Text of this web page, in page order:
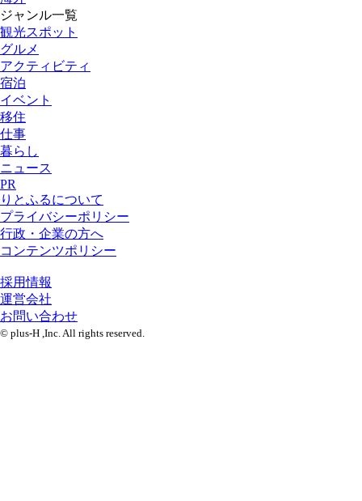
ジャンル一覧
観光スポット
グルメ
アクティビティ
宿泊
イベント
移住
仕事
暮らし
ニュース
PR
りとふるについて
プライバシーポリシー
行政・企業の方へ
コンテンツポリシー
採用情報
運営会社
お問い合わせ
© plus-H ,Inc. All rights reserved.